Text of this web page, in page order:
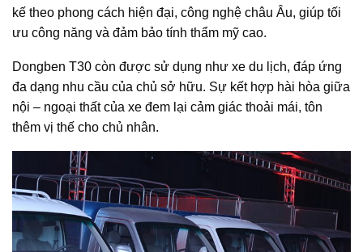
kế theo phong cách hiện đại, công nghệ châu Âu, giúp tối
ưu công năng và đảm bảo tính thẩm mỹ cao.
Dongben T30 còn được sử dụng như xe du lịch, đáp ứng
đa dạng nhu cầu của chủ sở hữu. Sự kết hợp hài hòa giữa
nội – ngoại thất của xe đem lại cảm giác thoải mái, tôn
thêm vị thế cho chủ nhân.